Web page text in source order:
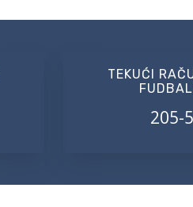
TEKUĆI
205-